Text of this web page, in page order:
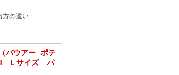
方の違い
バウアー ポテ
Ｌサイズ パ